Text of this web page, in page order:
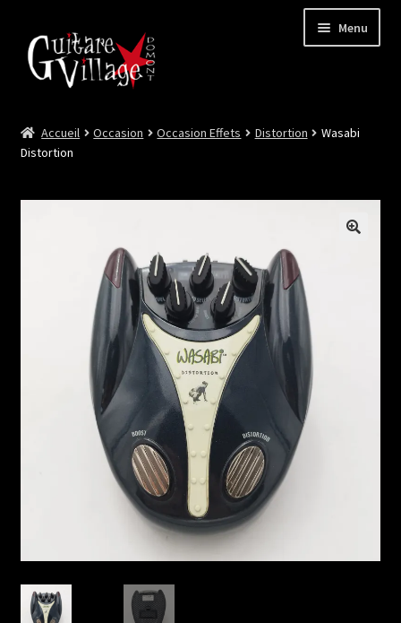
Menu
Neuf
le
enfant
Good Deal !
Les Videos
Accueil Occasion Occasion Effets Distortion
Wasabi
Distortion